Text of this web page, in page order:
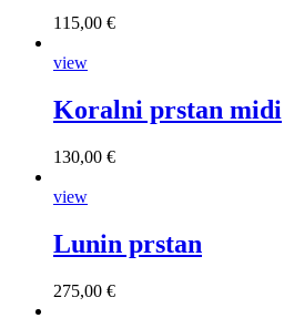
115,00 €
view
Koralni prstan midi
130,00 €
view
Lunin prstan
275,00 €